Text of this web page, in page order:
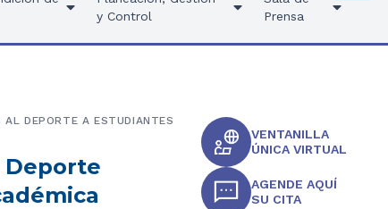
y Control
Prensa
Deporte
AL DEPORTE A ESTUDIANTES
VENTANILLA
ÚNICA VIRTUAL
AGENDE AQUÍ
SU CITA